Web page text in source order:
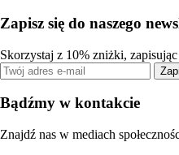
Zapisz się do naszego
Skorzystaj z 10% zniżki,
Bądźmy w kontakcie
Znajdź nas w mediach